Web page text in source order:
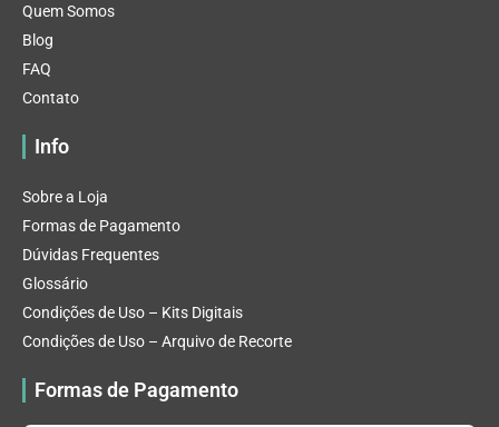
Quem Somos
Blog
FAQ
Contato
Info
Sobre a Loja
Formas de Pagamento
Dúvidas Frequentes
Glossário
Condições de Uso – Kits Digitais
Condições de Uso – Arquivo de Recorte
Formas de Pagamento